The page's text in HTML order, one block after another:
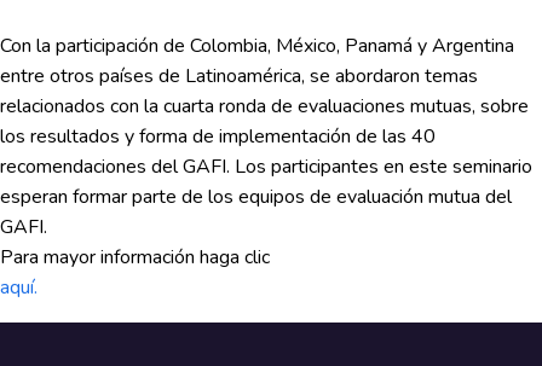
Con la participación de Colombia, México, Panamá y Argentina
entre otros países de Latinoamérica, se abordaron temas
relacionados con la cuarta ronda de evaluaciones mutuas, sobre
los resultados y forma de implementación de las 40
recomendaciones del GAFI. Los participantes en este seminario
esperan formar parte de los equipos de evaluación mutua del
GAFI.
Para mayor información haga clic
aquí.